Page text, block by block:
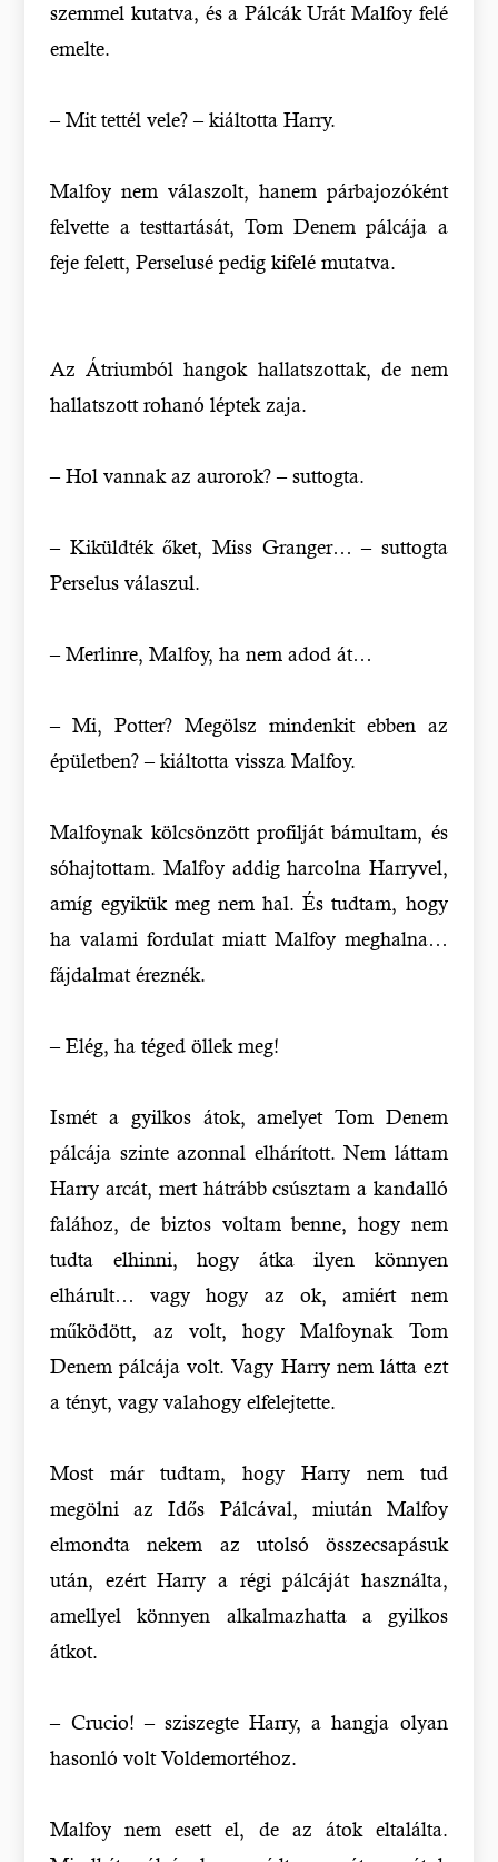
szemmel kutatva, és a Pálcák Urát Malfoy felé
emelte.
– Mit tettél vele? – kiáltotta Harry.
Malfoy nem válaszolt, hanem párbajozóként
felvette a testtartását, Tom Denem pálcája a
feje felett, Perselusé pedig kifelé mutatva.
Az Átriumból hangok hallatszottak, de nem
hallatszott rohanó léptek zaja.
– Hol vannak az aurorok? – suttogta.
– Kiküldték őket, Miss Granger… – suttogta
Perselus válaszul.
– Merlinre, Malfoy, ha nem adod át…
– Mi, Potter? Megölsz mindenkit ebben az
épületben? – kiáltotta vissza Malfoy.
Malfoynak kölcsönzött profilját bámultam, és
sóhajtottam. Malfoy addig harcolna Harryvel,
amíg egyikük meg nem hal. És tudtam, hogy
ha valami fordulat miatt Malfoy meghalna…
fájdalmat éreznék.
– Elég, ha téged öllek meg!
Ismét a gyilkos átok, amelyet Tom Denem
pálcája szinte azonnal elhárított. Nem láttam
Harry arcát, mert hátrább csúsztam a kandalló
falához, de biztos voltam benne, hogy nem
tudta elhinni, hogy átka ilyen könnyen
elhárult… vagy hogy az ok, amiért nem
működött, az volt, hogy Malfoynak Tom
Denem pálcája volt. Vagy Harry nem látta ezt
a tényt, vagy valahogy elfelejtette.
Most már tudtam, hogy Harry nem tud
megölni az Idős Pálcával, miután Malfoy
elmondta nekem az utolsó összecsapásuk
után, ezért Harry a régi pálcáját használta,
amellyel könnyen alkalmazhatta a gyilkos
átkot.
– Crucio! – sziszegte Harry, a hangja olyan
hasonló volt Voldemortéhoz.
Malfoy nem esett el, de az átok eltalálta.